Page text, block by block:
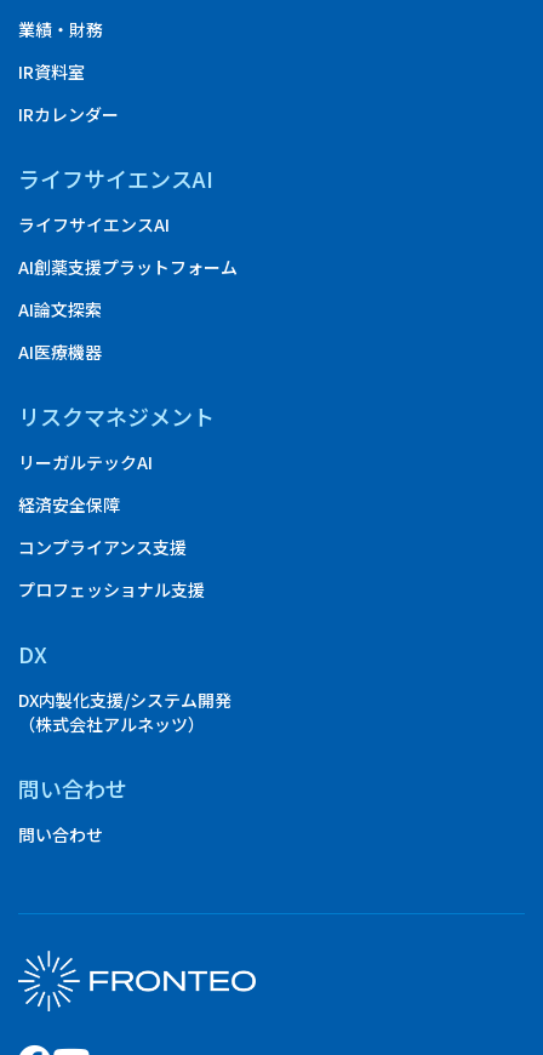
業績・財務
IR資料室
IRカレンダー
ライフサイエンスAI
ライフサイエンスAI
AI創薬支援プラットフォーム
AI論文探索
AI医療機器
リスクマネジメント
リーガルテックAI
経済安全保障
コンプライアンス支援
プロフェッショナル支援
DX
DX内製化支援/システム開発
（株式会社アルネッツ）
問い合わせ
問い合わせ